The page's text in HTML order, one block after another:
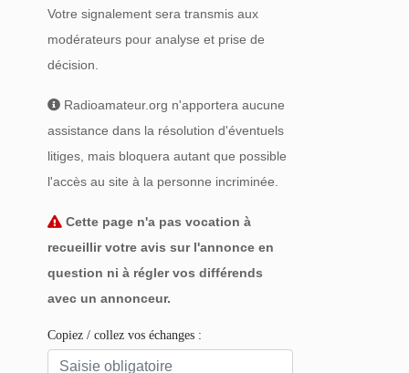
Votre signalement sera transmis aux
modérateurs pour analyse et prise de
décision.
Radioamateur.org n'apportera aucune
assistance dans la résolution d'éventuels
litiges, mais bloquera autant que possible
l'accès au site à la personne incriminée.
Cette page n'a pas vocation à
recueillir votre avis sur l'annonce en
question ni à régler vos différends
avec un annonceur.
Copiez / collez vos échanges :